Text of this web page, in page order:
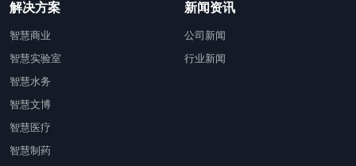
解决方案
智慧商业
智慧实验室
智慧水务
智慧文博
智慧医疗
智慧制药
新闻资讯
公司新闻
行业新闻